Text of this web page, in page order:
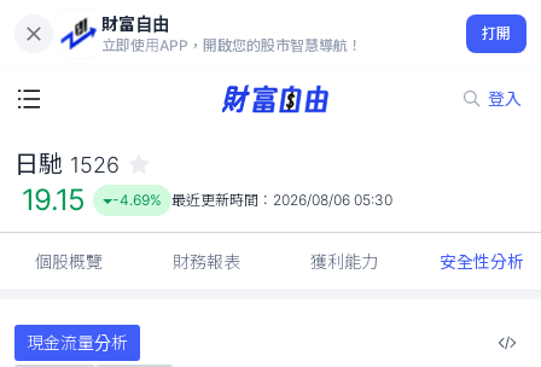
財富自由
立即使用APP，開啟您的股市智慧導航！
打開
登入
19.15
-4.69%
日馳 1526
19.15 -4.69% 最近更新時間： 2026/08/06 05:30
個股概覽 財務報表 獲利能力 安全性分析
現金流量分析